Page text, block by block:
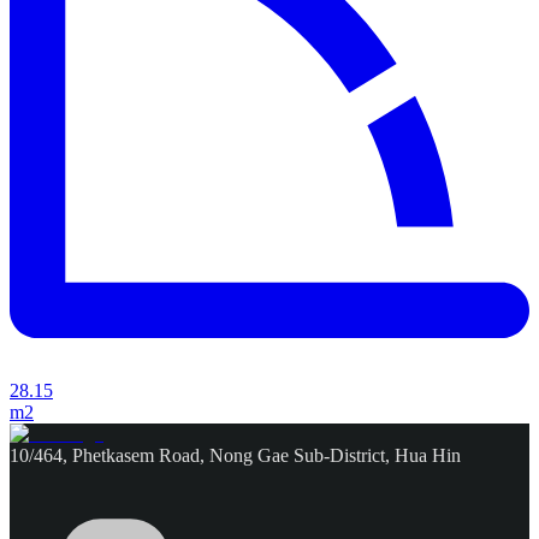
28.15
m2
10/464, Phetkasem Road, Nong Gae Sub-District, Hua Hin